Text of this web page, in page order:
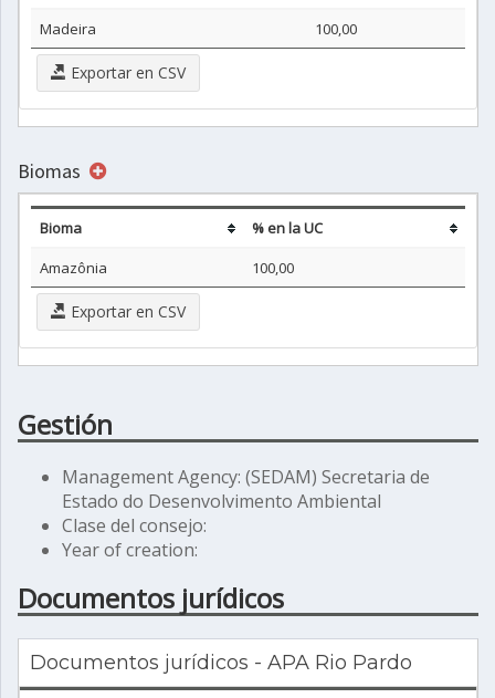
Madeira
100,00
Exportar en CSV
Biomas
Bioma
% en la UC
Amazônia
100,00
Exportar en CSV
Gestión
Management Agency: (SEDAM) Secretaria de
Estado do Desenvolvimento Ambiental
Clase del consejo:
Year of creation:
Documentos jurídicos
Documentos jurídicos - APA Rio Pardo